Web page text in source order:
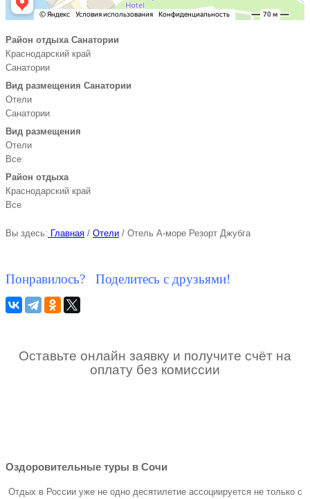
Район отдыха Санатории
Краснодарский край
Санатории
Вид размещения Санатории
Отели
Санатории
Вид размещения
Отели
Все
Район отдыха
Краснодарский край
Все
Вы здесь: Главная / Отели / Отель А-море Резорт Джубга
Понравилось? Поделитесь с друзьями!
Оставьте онлайн заявку и получите счёт на
оплату без комиссии
Оздоровительные туры в Сочи
Отдых в России уже не одно десятилетие ассоциируется не только с